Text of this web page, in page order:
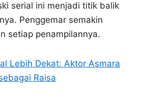
serial ini menjadi titik balik
Penggemar semakin
setiap penampilannya.
Lebih Dekat: Aktor Asmara
Raisa